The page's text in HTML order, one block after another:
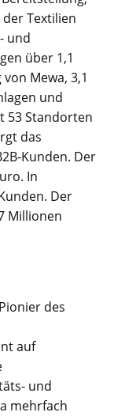
Textilien
und
über 1,1
Mewa, 3,1
und
53 Standorten
das
Kunden. Der
In
Der
Millionen
des
auf
und
mehrfach